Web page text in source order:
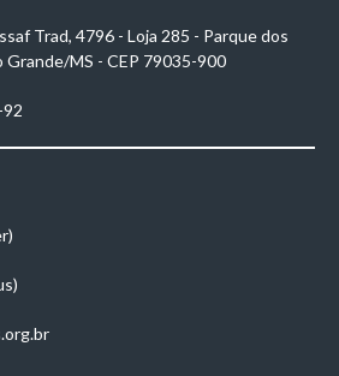
Trad, 4796 - Loja 285 - Parque dos
Grande/MS - CEP 79035-900